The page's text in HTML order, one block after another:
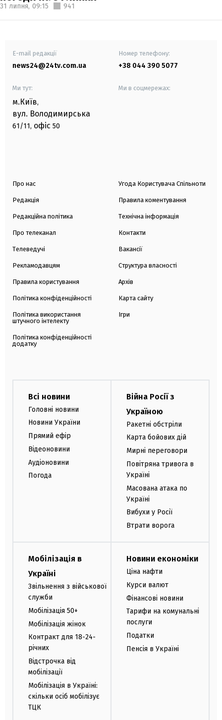
31 липня, 09:15 941
E-mail редакції
news24@24tv.com.ua
Номер телефону:
+38 044 390 5077
Ми тут:
м.Київ,
вул. Володимирська
61/11, офіс 50
Ми в соцмережах:
Про нас
Редакція
Редакційна політика
Про телеканал
Телеведучі
Рекламодавцям
Правила користування
Політика конфіденційності
Політика використання
штучного інтелекту
Політика конфіденційності
додатку
Угода Користувача Спільноти
Правила коментування
Технічна інформація
Контакти
Вакансії
Структура власності
Архів
Карта сайту
Ігри
Всі новини
Головні новини
Новини України
Прямий ефір
Відеоновини
Аудіоновини
Погода
Війна Росії з
Україною
Ракетні обстріли
Карта бойових дій
Мирні переговори
Повітряна тривога в
Україні
Масована атака по
Україні
Вибухи у Росії
Втрати ворога
Мобілізація в
Україні
Звільнення з військової
служби
Мобілізація 50+
Мобілізація жінок
Контракт для 18-24-
річних
Відстрочка від
мобілізації
Мобілізація в Україні:
скільки осіб мобілізує
ТЦК
Новини економіки
Ціна нафти
Курси валют
Фінансові новини
Тарифи на комунальні
послуги
Податки
Пенсія в Україні